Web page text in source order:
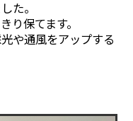
た。
り保てます。
や通風をアップする